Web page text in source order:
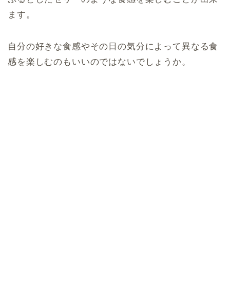
ます。
自分の好きな食感やその日の気分によって異なる食
感を楽しむのもいいのではないでしょうか。